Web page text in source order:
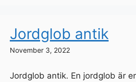
Jordglob antik
November 3, 2022
Jordglob antik. En jordglob är